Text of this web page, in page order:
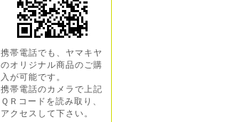
携帯電話でも、ヤマキヤ
のオリジナル商品のご購
入が可能です。
携帯電話のカメラで上記
ＱＲコードを読み取り、
アクセスして下さい。